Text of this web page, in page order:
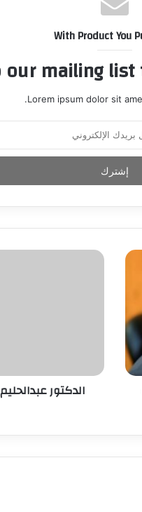
With Product You
mailing
Lorem ipsum dolor sit
الدكتور